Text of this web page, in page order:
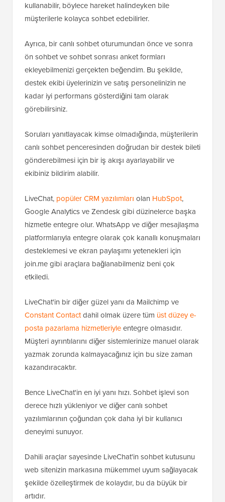
kullanabilir, böylece hareket halindeyken bile
müşterilerle kolayca sohbet edebilirler.
Ayrıca, bir canlı sohbet oturumundan önce ve sonra
ön sohbet ve sohbet sonrası anket formları
ekleyebilmenizi gerçekten beğendim. Bu şekilde,
destek ekibi üyelerinizin ve satış personelinizin ne
kadar iyi performans gösterdiğini tam olarak
görebilirsiniz.
Soruları yanıtlayacak kimse olmadığında, müşterilerin
canlı sohbet penceresinden doğrudan bir destek bileti
gönderebilmesi için bir iş akışı ayarlayabilir ve
ekibiniz bildirim alabilir.
LiveChat, popüler CRM yazılımları olan HubSpot,
Google Analytics ve Zendesk gibi düzinelerce başka
hizmetle entegre olur. WhatsApp ve diğer mesajlaşma
platformlarıyla entegre olarak çok kanallı konuşmaları
desteklemesi ve ekran paylaşımı yetenekleri için
join.me gibi araçlara bağlanabilmeniz beni çok
etkiledi.
LiveChat'in bir diğer güzel yanı da Mailchimp ve
Constant Contactdahil olmak üzere tüm üst düzey e-
posta pazarlama hizmetleriyleentegre olmasıdır.
Müşteri ayrıntılarını diğer sistemlerinize manuel olarak
yazmak zorunda kalmayacağınız için bu size zaman
kazandıracaktır.
Bence LiveChat'in en iyi yanı hızı. Sohbet işlevi son
derece hızlı yükleniyor ve diğer canlı sohbet
yazılımlarının çoğundan çok daha iyi bir kullanıcı
deneyimi sunuyor.
Dahili araçlar sayesinde LiveChat'in sohbet kutusunu
web sitenizin markasına mükemmel uyum sağlayacak
şekilde özelleştirmek de kolaydır, bu da büyük bir
artıdır.